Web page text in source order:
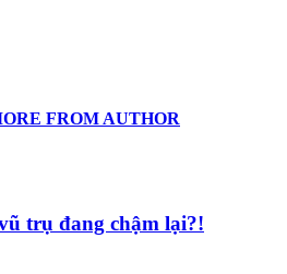
FROM AUTHOR
trụ đang chậm lại?!